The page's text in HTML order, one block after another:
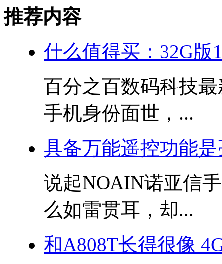
推荐内容
什么值得买：32G版
百分之百数码科技
手机身份面世，...
具备万能遥控功能
说起NOAIN诺亚信
么如雷贯耳，却...
和A808T长得很像